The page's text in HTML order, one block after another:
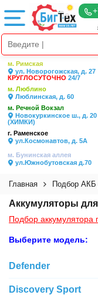
м. Римская
ул. Новорогожская, д. 27
КРУГЛОСУТОЧНО 24/7
м. Люблино
Люблинская, д. 60
м. Речной Вокзал
Новокуркинское ш., д. 20
(ХИМКИ)
г. Раменское
ул.Космонавтов, д. 5А
м. Бунинская аллея
ул.Южнобутовская д.70
Главная Подбор АКБ
Аккумуляторы
Подбор аккумулятора
Выберите модель:
Defender
Discovery Sport